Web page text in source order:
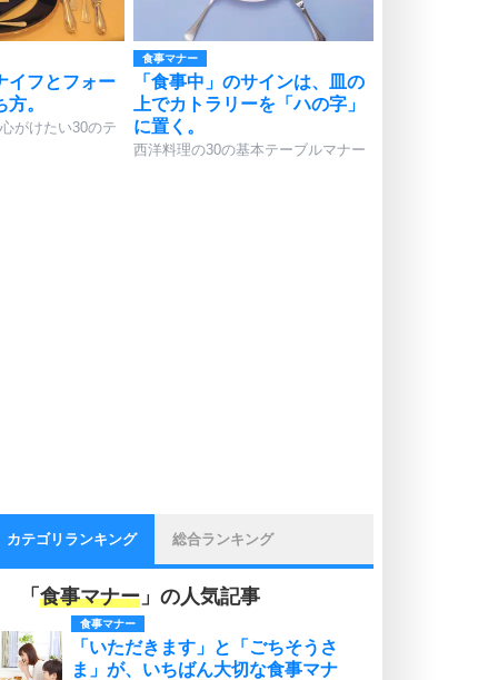
イフとフォー
。
がけたい30のテ
食事マナー
「食事中」のサインは、皿の
上でカトラリーを「ハの字」
に置く。
西洋料理の30の基本テーブルマナー
カテゴリランキング 総合ランキング
「 食事マナー 」の人気記事
食事マナー
「いただきます」と「ごちそうさ
ま」が、いちばん大切な食事マナ